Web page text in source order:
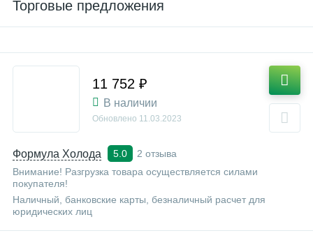
Торговые предложения
Формула Холода 5.0
2 отзыва
Внимание! Разгрузка товара осуществляется силами
покупателя!
Наличный, банковские карты, безналичный расчет для
юридических лиц
11 752 ₽
В наличии
Обновлено 11.03.2023